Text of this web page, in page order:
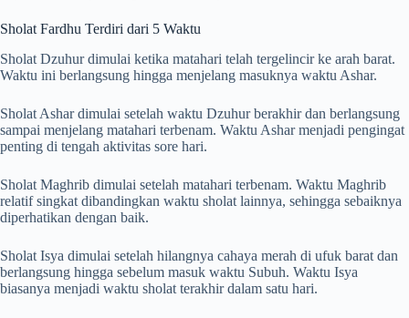
Sholat Fardhu Terdiri dari 5 Waktu
Sholat Dzuhur dimulai ketika matahari telah tergelincir ke arah barat.
Waktu ini berlangsung hingga menjelang masuknya waktu Ashar.
Sholat Ashar dimulai setelah waktu Dzuhur berakhir dan berlangsung
sampai menjelang matahari terbenam. Waktu Ashar menjadi pengingat
penting di tengah aktivitas sore hari.
Sholat Maghrib dimulai setelah matahari terbenam. Waktu Maghrib
relatif singkat dibandingkan waktu sholat lainnya, sehingga sebaiknya
diperhatikan dengan baik.
Sholat Isya dimulai setelah hilangnya cahaya merah di ufuk barat dan
berlangsung hingga sebelum masuk waktu Subuh. Waktu Isya
biasanya menjadi waktu sholat terakhir dalam satu hari.